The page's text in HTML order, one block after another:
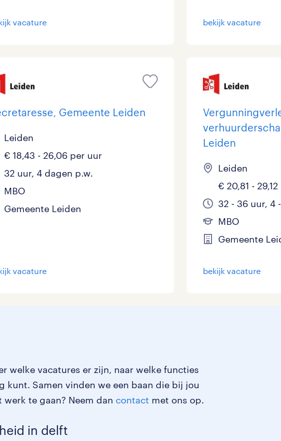
vacature bekijk vacature
Gemeente Leiden
Leiden
€ 18,43 - 26,06 per uur
32 uur, 4 dagen p.w.
MBO
Gemeente Leiden
vacature
Leiden
Leiden
€ 20,81 -
32 - 36 uur, 4
MBO
Gemeente
bekijk vacature
welke vacatures er zijn, naar welke functies
kunt. Samen vinden we een baan die bij jou
te gaan? Neem dan contact met ons op.
in delft